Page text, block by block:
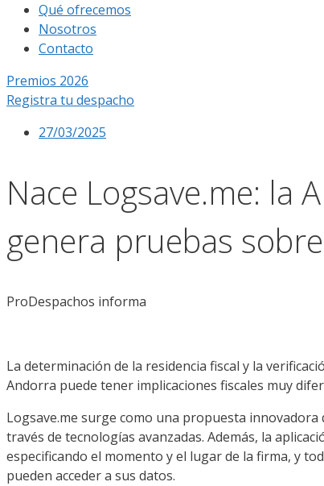
Qué ofrecemos
Nosotros
Contacto
Premios 2026
Registra tu despacho
27/03/2025
Nace Logsave.me: la
genera pruebas
ProDespachos informa
La determinación de la residencia fiscal y la
Andorra puede tener implicaciones fiscales muy
Logsave.me surge como una propuesta
través de tecnologías avanzadas. Además, la
especificando el momento y el lugar de la firma, y
pueden acceder a sus datos.